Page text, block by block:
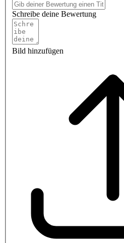
Schreibe deine Bewertung
Bild hinzufügen